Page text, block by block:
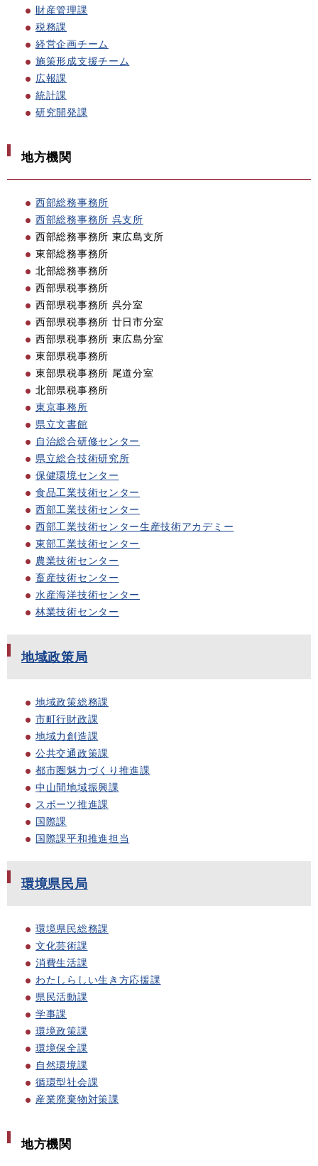
財産管理課
税務課
経営企画チーム
施策形成支援チーム
広報課
統計課
研究開発課
地方機関
西部総務事務所
西部総務事務所 呉支所
西部総務事務所 東広島支所
東部総務事務所
北部総務事務所
西部県税事務所
西部県税事務所 呉分室
西部県税事務所 廿日市分室
西部県税事務所 東広島分室
東部県税事務所
東部県税事務所 尾道分室
北部県税事務所
東京事務所
県立文書館
自治総合研修センター
県立総合技術研究所
保健環境センター
食品工業技術センター
西部工業技術センター
西部工業技術センター生産技術アカデミー
東部工業技術センター
農業技術センター
畜産技術センター
水産海洋技術センター
林業技術センター
地域政策局
地域政策総務課
市町行財政課
地域力創造課
公共交通政策課
都市圏魅力づくり推進課
中山間地域振興課
スポーツ推進課
国際課
国際課平和推進担当
環境県民局
環境県民総務課
文化芸術課
消費生活課
わたしらしい生き方応援課
県民活動課
学事課
環境政策課
環境保全課
自然環境課
循環型社会課
産業廃棄物対策課
地方機関